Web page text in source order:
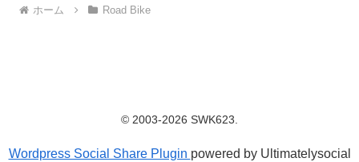
ホーム Road Bike
© 2003-2026 SWK623.
Wordpress Social Share Plugin powered by Ultimatelysocial